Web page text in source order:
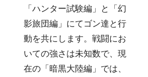
「ハンター試験編」と「幻
影旅団編」にてゴン達と行
動を共にします。戦闘にお
いての強さは未知数で、現
在の「暗黒大陸編」では、